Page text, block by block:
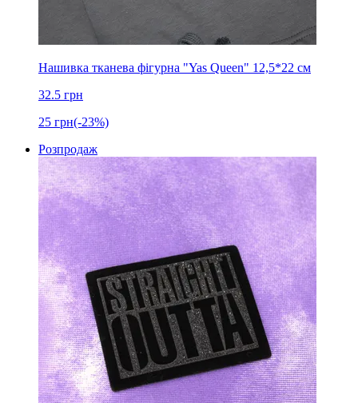
Нашивка тканева фігурна "Yas Queen" 12,5*22 см
32.5 грн
25 грн(-23%)
Розпродаж